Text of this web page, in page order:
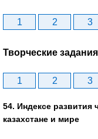
1 2 3
Творческие задания
1 2 3
54. Индексе развития
казахстане и мире